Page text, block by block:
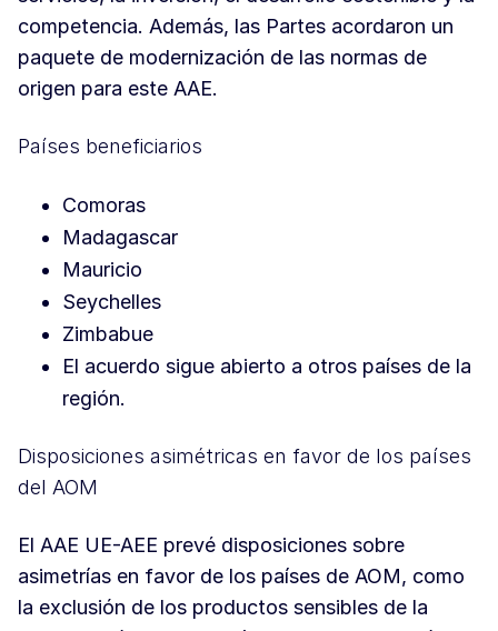
competencia. Además, las Partes acordaron un
paquete de modernización de las normas de
origen para este AAE.
Países beneficiarios
Comoras
Madagascar
Mauricio
Seychelles
Zimbabue
El acuerdo sigue abierto a otros países de la
región.
Disposiciones asimétricas en favor de los países
del AOM
El AAE UE-AEE prevé disposiciones sobre
asimetrías en favor de los países de AOM, como
la exclusión de los productos sensibles de la